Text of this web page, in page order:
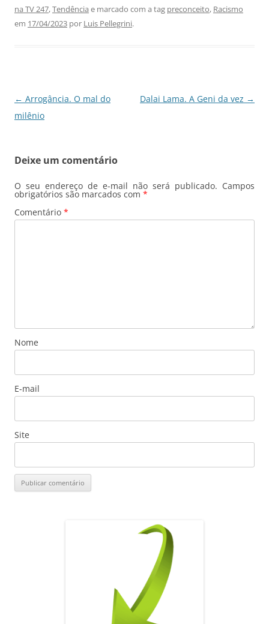
e
k
s e gr l e
na TV 247,Tendência e marcado com a tag preconceito, Racismo
em 17/04/2023 por Luis Pellegrini.
Navegação
de
← Arrogância. O mal do
milênio
Dalai Lama. A Geni da vez →
Deixe um comentário
O seu endereço de e-mail não será publicado. Campos
obrigatórios são marcados com *
Comentário *
Nome
E-mail
Site